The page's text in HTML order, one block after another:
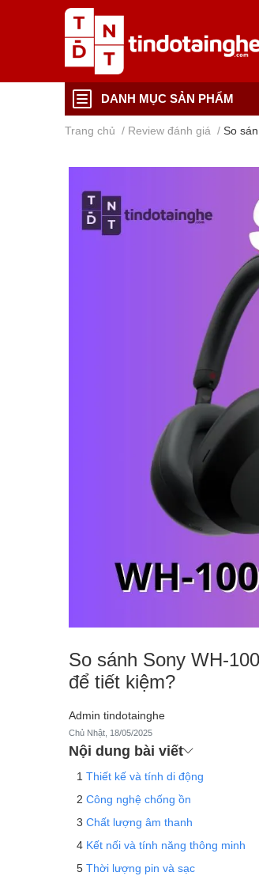
DANH MỤC SẢN PHẨM
Trang chủ / Review đánh giá / So
So sánh Sony WH-
để tiết kiệm?
Admin tindotainghe
Chủ Nhật, 18/05/2025
Nội dung bài viết
Thiết kế và tính di động
Công nghệ chống ồn
Chất lượng âm thanh
Kết nối và tính năng thông minh
Thời lượng pin và sạc